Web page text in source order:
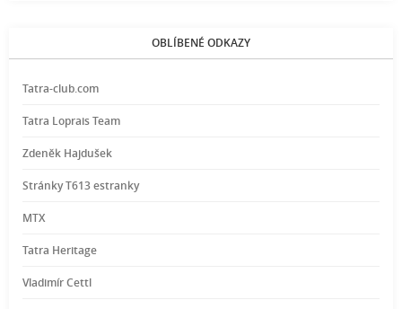
OBLÍBENÉ ODKAZY
Tatra-club.com
Tatra Loprais Team
Zdeněk Hajdušek
Stránky T613 estranky
MTX
Tatra Heritage
Vladimír Cettl